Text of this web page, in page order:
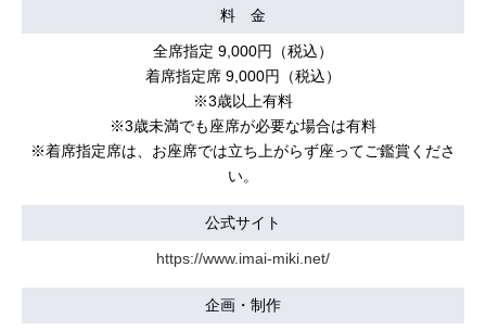
料 金
全席指定 9,000円（税込）
着席指定席 9,000円（税込）
※3歳以上有料
※3歳未満でも座席が必要な場合は有料
※着席指定席は、お座席では立ち上がらず座ってご鑑賞くださ
い。
公式サイト
https://www.imai-miki.net/
企画・制作